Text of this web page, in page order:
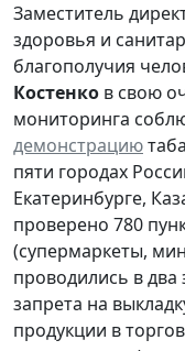
Заместитель
здоровья и
благополучия
Костенко в свою
мониторинга
демонстрацию
пяти городах
Екатеринбурге,
проверено 780
(супермаркеты,
проводились в два
запрета на
продукции в